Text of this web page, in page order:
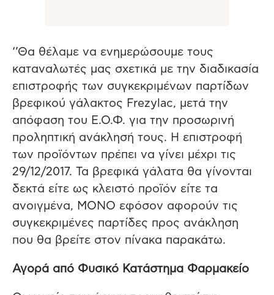
‘’Θα θέλαμε να ενημερώσουμε τους
καταναλωτές μας σχετικά με την διαδικασία
επιστροφής των συγκεκριμένων παρτίδων
βρεφικού γάλακτος Frezylac, μετά την
απόφαση του Ε.Ο.Φ. για την προσωρινή
προληπτική ανάκλησή τους. Η επιστροφή
των προϊόντων πρέπει να γίνει μέχρι τις
29/12/2017. Τα βρεφικά γάλατα θα γίνονται
δεκτά είτε ως κλειστό προϊόν είτε τα
ανοιγμένα, ΜΟΝΟ εφόσον αφορούν τις
συγκεκριμένες παρτίδες προς ανάκληση
που θα βρείτε στον πίνακα παρακάτω.
Αγορά από Φυσικό Κατάστημα Φαρμακείο